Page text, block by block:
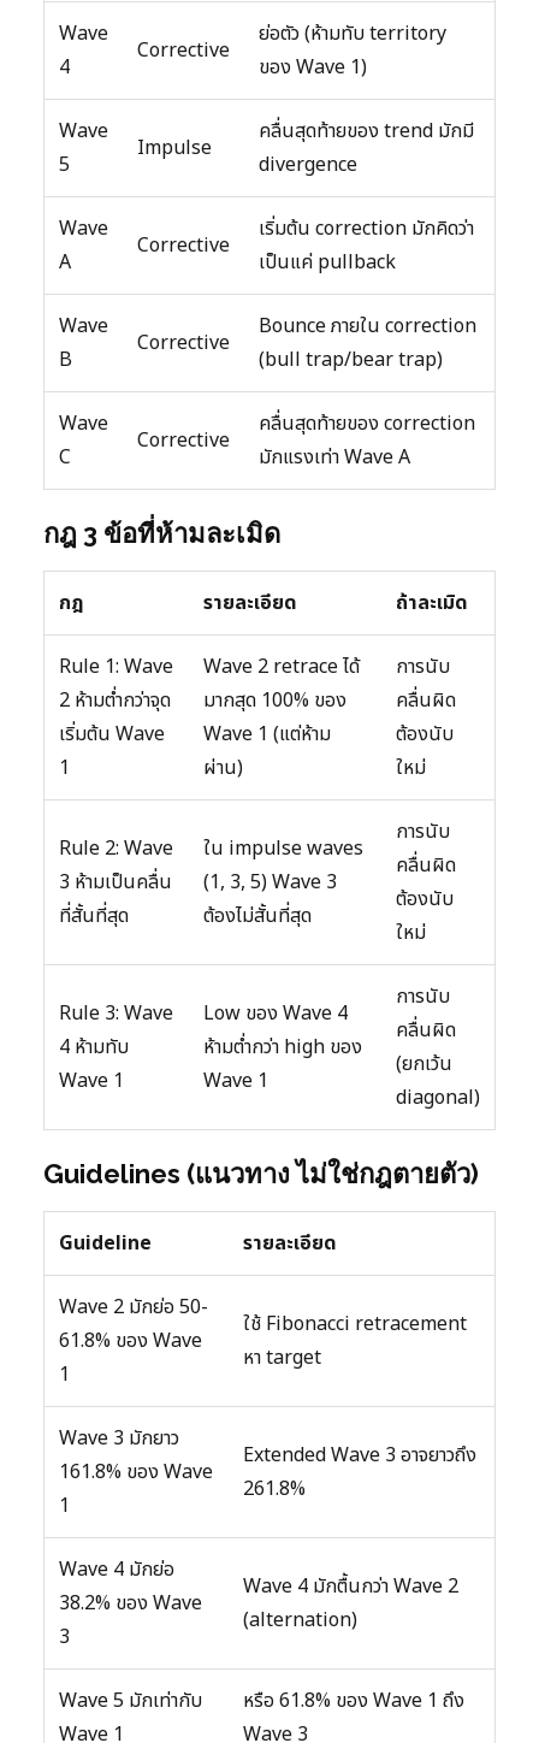
Wave
4
Corrective
ย่อตัว (ห้ามทับ territory
ของ Wave 1)
Wave
5
Impulse
คลื่นสุดท้ายของ trend มักมี
divergence
Wave
A
Corrective
เริ่มต้น correction มักคิดว่า
เป็นแค่ pullback
Wave
B
Corrective
Bounce ภายใน correction
(bull trap/bear trap)
Wave
C
Corrective
คลื่นสุดท้ายของ correction
มักแรงเท่า Wave A
กฎ 3 ข้อที่ห้ามละเมิด
กฎ รายละเอียด ถ้าละเมิด
Rule 1: Wave
2 ห้ามต่ำกว่าจุด
เริ่มต้น Wave
1
Wave 2 retrace ได้
มากสุด 100% ของ
Wave 1 (แต่ห้าม
ผ่าน)
การนับ
คลื่นผิด
ต้องนับ
ใหม่
Rule 2: Wave
3 ห้ามเป็นคลื่น
ที่สั้นที่สุด
ใน impulse waves
(1, 3, 5) Wave 3
ต้องไม่สั้นที่สุด
การนับ
คลื่นผิด
ต้องนับ
ใหม่
Rule 3: Wave
4 ห้ามทับ
Wave 1
Low ของ Wave 4
ห้ามต่ำกว่า high ของ
Wave 1
การนับ
คลื่นผิด
(ยกเว้น
diagonal)
Guidelines (แนวทาง ไม่ใช่กฎตายตัว)
Guideline รายละเอียด
Wave 2 มักย่อ 50-
61.8% ของ Wave
1
ใช้ Fibonacci retracement
หา target
Wave 3 มักยาว
161.8% ของ Wave
1
Extended Wave 3 อาจยาวถึง
261.8%
Wave 4 มักย่อ
38.2% ของ Wave
3
Wave 4 มักตื้นกว่า Wave 2
(alternation)
Wave 5 มักเท่ากับ
Wave 1
หรือ 61.8% ของ Wave 1 ถึง
Wave 3